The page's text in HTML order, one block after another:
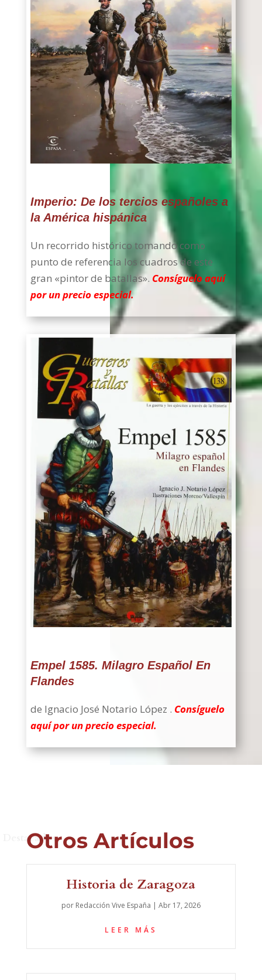
Imperio: De los tercios españoles a
la América hispánica
Un recorrido histórico tomando como
punto de referencia los cuadros de este
gran «pintor de batallas». Consíguelo aquí
por un precio especial.
Empel 1585. Milagro Español En
Flandes
de Ignacio José Notario López . Consíguelo
aquí por un precio especial.
Otros Artículos
Destacados
Historia de Zaragoza
por Redacción Vive España | Abr 17, 2026
LEER MÁS